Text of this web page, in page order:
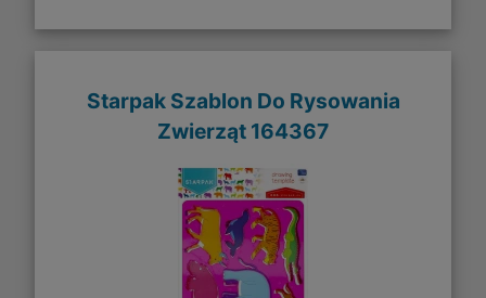
Starpak Szablon Do Rysowania
Zwierząt 164367